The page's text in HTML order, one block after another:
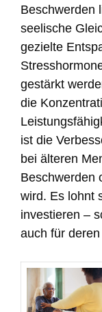
Beschwerden
seelische
gezielte
gestärkt
die
ist die
bei älteren
Beschwerden
wird. Es lohnt
investieren –
auch für